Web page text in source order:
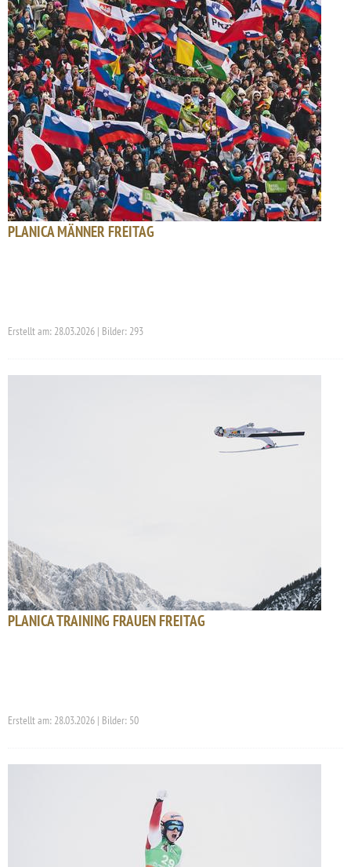
PLANICA MÄNNER FREITAG
Erstellt am: 28.03.2026 | Bilder: 293
PLANICA TRAINING FRAUEN FREITAG
Erstellt am: 28.03.2026 | Bilder: 50